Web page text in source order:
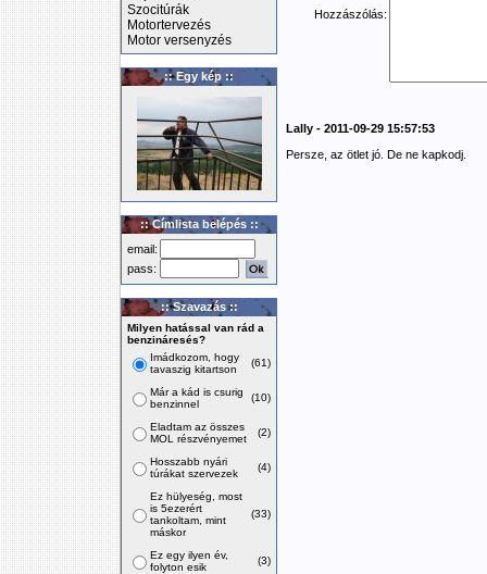
Szocitúrák
Motortervezés
Motor versenyzés
:: Egy kép ::
:: Címlista belépés ::
email:
pass:
:: Szavazás ::
Milyen hatással van rád a
benzináresés?
Imádkozom, hogy
tavaszig kitartson
(61)
Már a kád is csurig
benzinnel
(10)
Eladtam az összes
MOL részvényemet
(2)
Hosszabb nyári
túrákat szervezek
(4)
Ez hülyeség, most
is 5ezerért
tankoltam, mint
máskor
(33)
Ez egy ilyen év,
folyton esik
(3)
Hozzászólás:
Lally - 2011-09-29 15:57:53
Persze, az ötlet jó. De ne kapkodj.